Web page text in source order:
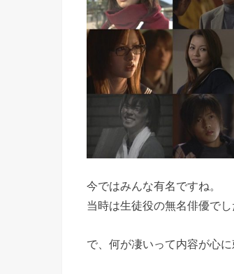
今ではみんな有名ですね。
当時は生徒役の無名俳優で
で、何が凄いって内容が心に